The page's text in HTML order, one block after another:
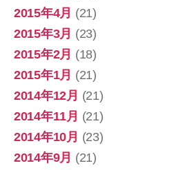
2015年4月 (21)
2015年3月 (23)
2015年2月 (18)
2015年1月 (21)
2014年12月 (21)
2014年11月 (21)
2014年10月 (23)
2014年9月 (21)